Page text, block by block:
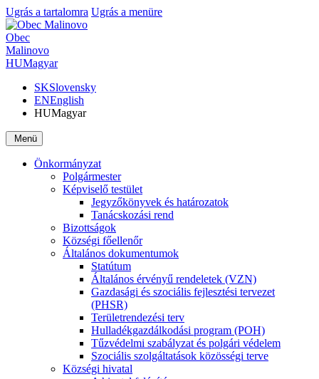
Ugrás a tartalomra Ugrás a menüre
Obec
Malinovo
HUMagyar
SKSlovensky
ENEnglish
HUMagyar
Menü
Önkormányzat
Polgármester
Képviselő testület
Jegyzőkönyvek és határozatok
Tanácskozási rend
Bizottságok
Községi főellenőr
Általános dokumentumok
Statútum
Általános érvényű rendeletek (VZN)
Gazdasági és szociális fejlesztési tervezet
(PHSR)
Területrendezési terv
Hulladékgazdálkodási program (POH)
Tűzvédelmi szabályzat és polgári védelem
Szociális szolgáltatások közösségi terve
Községi hivatal